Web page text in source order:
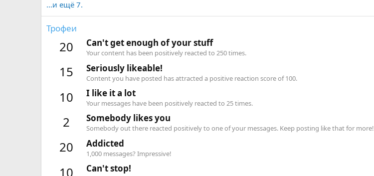
...и ещё 7.
Трофеи
20 Can't get enough of your stuff
Your content has been positively reacted to 250 times.
15 Seriously likeable!
Content you have posted has attracted a positive reaction score of 100.
10 I like it a lot
Your messages have been positively reacted to 25 times.
2 Somebody likes you
Somebody out there reacted positively to one of your messages. Keep posting like that for more!
20 Addicted
1,000 messages? Impressive!
10 Can't stop!